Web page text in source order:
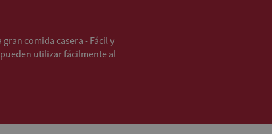
comida casera - Fácil y
utilizar fácilmente al